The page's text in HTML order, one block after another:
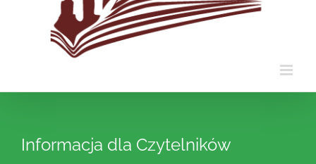
Informacja dla Czytelników